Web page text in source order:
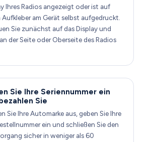
Ihres Radios angezeigt oder ist auf
Aufkleber am Gerät selbst aufgedruckt.
Sie zunächst auf das Display und
der Seite oder Oberseite des Radios
Sie Ihre Seriennummer ein
Sie
Sie Ihre Automarke aus, geben Sie Ihre
ein und schließen Sie den
sicher in weniger als 60